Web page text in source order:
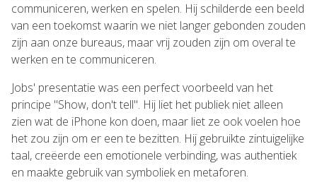
communiceren, werken en spelen. Hij schilderde een beeld
van een toekomst waarin we niet langer gebonden zouden
zijn aan onze bureaus, maar vrij zouden zijn om overal te
werken en te communiceren.
Jobs' presentatie was een perfect voorbeeld van het
principe "Show, don't tell". Hij liet het publiek niet alleen
zien wat de iPhone kon doen, maar liet ze ook voelen hoe
het zou zijn om er een te bezitten. Hij gebruikte zintuigelijke
taal, creëerde een emotionele verbinding, was authentiek
en maakte gebruik van symboliek en metaforen.